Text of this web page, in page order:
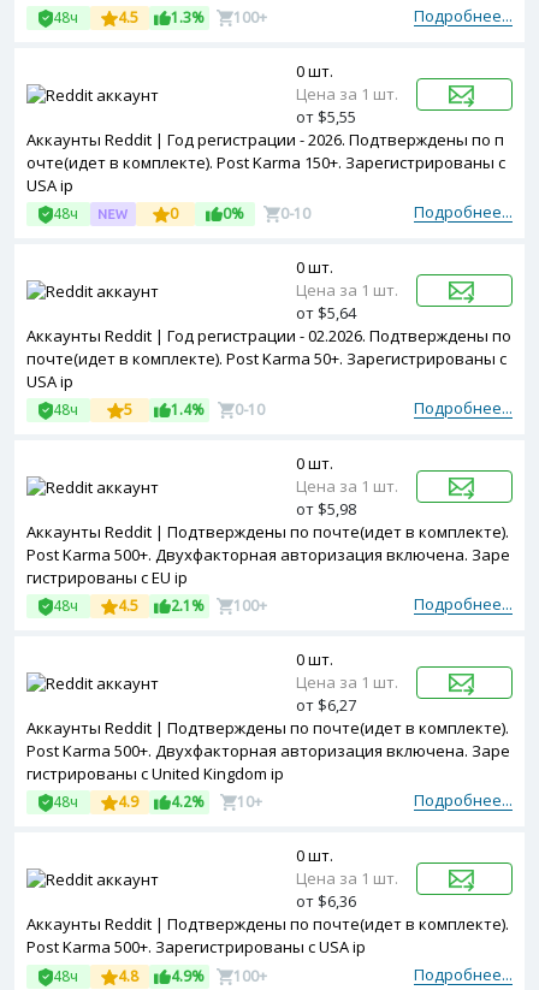
Подробнее...
48ч 4.5 1.3% 100+
Аккаунты Reddit | Год регистрации - 2026. Подтверждены по п
очте(идет в комплекте). Post Karma 150+. Зарегистрированы с
USA ip
Подробнее...
48ч 0 0% 0-10
0 шт.
Цена за 1 шт.
от $5,55
Аккаунты Reddit | Год регистрации - 02.2026. Подтверждены по
почте(идет в комплекте). Post Karma 50+. Зарегистрированы с
USA ip
Подробнее...
48ч 5 1.4% 0-10
0 шт.
Цена за 1 шт.
от $5,64
Аккаунты Reddit | Подтверждены по почте(идет в комплекте).
Post Karma 500+. Двухфакторная авторизация включена. Заре
гистрированы с EU ip
Подробнее...
48ч 4.5 2.1% 100+
0 шт.
Цена за 1 шт.
от $5,98
Аккаунты Reddit | Подтверждены по почте(идет в комплекте).
Post Karma 500+. Двухфакторная авторизация включена. Заре
гистрированы с United Kingdom ip
Подробнее...
48ч 4.9 4.2% 10+
0 шт.
Цена за 1 шт.
от $6,27
Аккаунты Reddit | Подтверждены по почте(идет в комплекте).
Post Karma 500+. Зарегистрированы с USA ip
Подробнее...
48ч 4.8 4.9% 100+
0 шт.
Цена за 1 шт.
от $6,36